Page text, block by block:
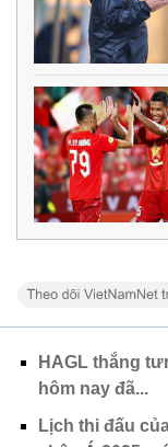
HAGL thắng
hôm nay đã...
Lịch thi đấu